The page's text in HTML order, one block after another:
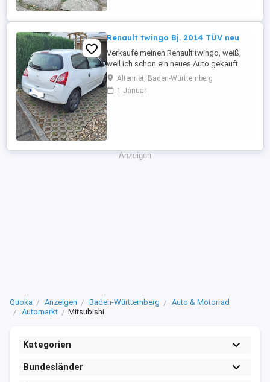
Renault twingo Bj. 2014 TÜV neu
Verkaufe meinen Renault twingo, weiß,
weil ich schon ein neues Auto gekauft
habe und es nicht mehr brauche. Er fährt
tadellos, sehr zuverlässiges Auto, bin sehr
zufrieden, möchte aber nicht zwei Autos
Altenriet, Baden-Württemberg
1 Januar
Anzeigen
Quoka Anzeigen Baden-Württemberg
Auto & Motorrad
Automarkt
Mitsubishi
Kategorien
Bundesländer